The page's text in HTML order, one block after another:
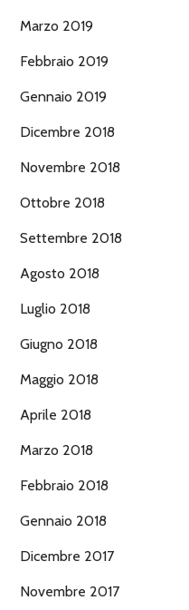
Marzo 2019
Febbraio 2019
Gennaio 2019
Dicembre 2018
Novembre 2018
Ottobre 2018
Settembre 2018
Agosto 2018
Luglio 2018
Giugno 2018
Maggio 2018
Aprile 2018
Marzo 2018
Febbraio 2018
Gennaio 2018
Dicembre 2017
Novembre 2017